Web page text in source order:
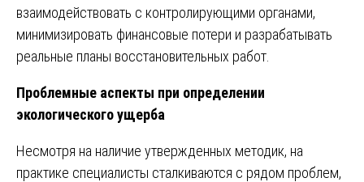
взаимодействовать с контролирующими органами,
минимизировать финансовые потери и разрабатывать
реальные планы восстановительных работ.
Проблемные аспекты при определении
экологического ущерба
Несмотря на наличие утвержденных методик, на
практике специалисты сталкиваются с рядом проблем,